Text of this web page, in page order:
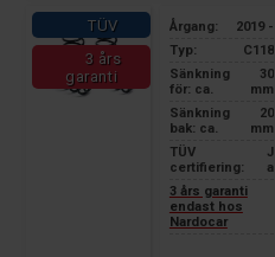
TÜV
3 års
garanti
Årgang:
2019 -
Typ:
C118
Sänkning
för: ca.
30
mm
Sänkning
bak: ca.
20
mm
TÜV
certifiering:
J
a
3 års garanti
endast hos
Nardocar